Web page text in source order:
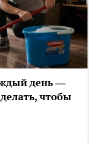
день —
чтобы